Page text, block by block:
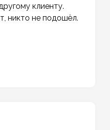
клиенту.
никто не подошёл.